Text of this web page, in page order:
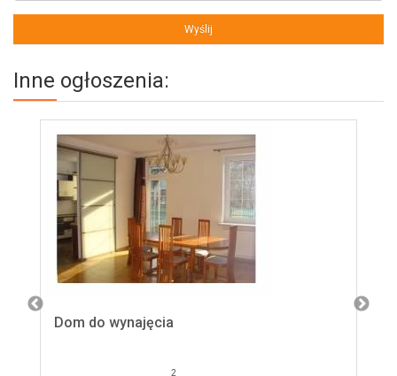
Inne ogłoszenia:
Dom do wynajęcia
2